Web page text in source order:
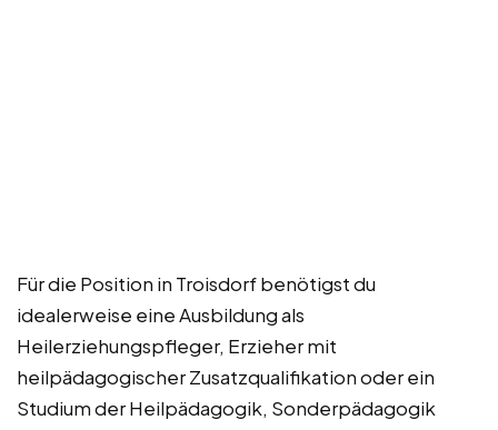
Für die Position in Troisdorf benötigst du
idealerweise eine Ausbildung als
Heilerziehungspfleger, Erzieher mit
heilpädagogischer Zusatzqualifikation oder ein
Studium der Heilpädagogik, Sonderpädagogik